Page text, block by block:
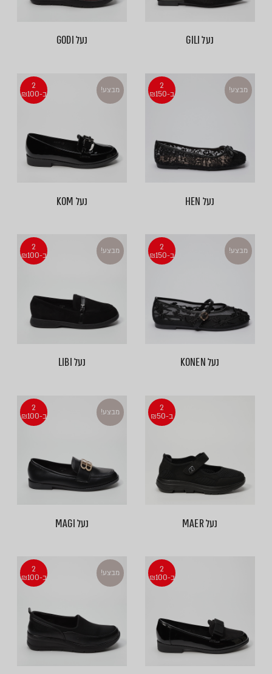
נעל GILI נעל GODI
2
ב-₪150
מבצע!
נעל HEN
2
ב-₪100
מבצע!
נעל KOM
2
ב-₪150
מבצע!
נעל KONEN
2
ב-₪100
מבצע!
נעל LIBI
2
ב-₪50
נעל MAER
2
ב-₪100
מבצע!
נעל MAGI
2
ב-₪100
2
ב-₪100
מבצע!